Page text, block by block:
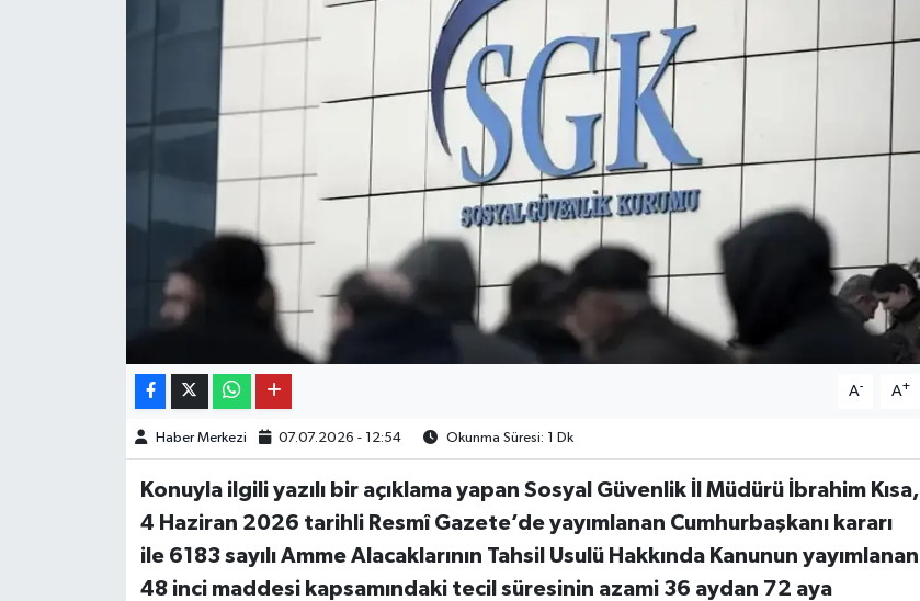
A- A+
Haber Merkezi 07.07.2026 - 12:54 Okunma Süresi: 1 Dk
Konuyla ilgili yazılı bir açıklama yapan Sosyal Güvenlik İl Müdürü İbrahim Kısa,
4 Haziran 2026 tarihli Resmî Gazete’de yayımlanan Cumhurbaşkanı kararı
ile 6183 sayılı Amme Alacaklarının Tahsil Usulü Hakkında Kanunun yayımlanan
48 inci maddesi kapsamındaki tecil süresinin azami 36 aydan 72 aya